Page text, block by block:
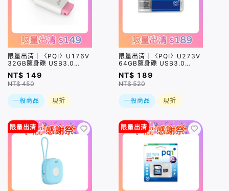
限量出清｜〈PQI〉U176V
32GB隨身碟 USB3.0
Flash Drive 櫻花粉
NT$ 149
NT$ 450
一般商品 現折
限量出清｜〈PQI〉U273V
64GB隨身碟 USB3.0
Traveling Disk 藍色
NT$ 189
NT$ 520
一般商品 現折
限量出清 限量出清